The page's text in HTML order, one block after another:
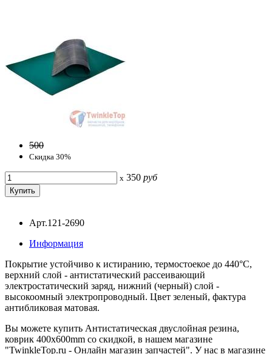
500
Скидка 30%
x 350 руб
Арт.121-2690
Информация
Покрытие устойчиво к истиранию, термостоекое до 440°C,
верхний слой - антистатический рассеивающий
электростатический заряд, нижний (черный) слой -
высокоомный электропроводный. Цвет зеленый, фактура
антибликовая матовая.
Вы можете купить Антистатическая двуслойная резина,
коврик 400х600mm со скидкой, в нашем магазине
"TwinkleTop.ru - Онлайн магазин запчастей". У нас в магазине